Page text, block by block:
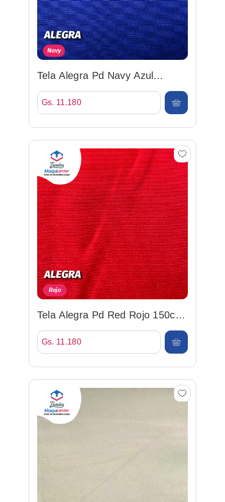
Tela Alegra Pd Navy Azul
Marino 150cm 92%po/8%sp
Gs. 11.180
Tela Alegra Pd Red Rojo 150cm
92%po/8%sp
Gs. 11.180